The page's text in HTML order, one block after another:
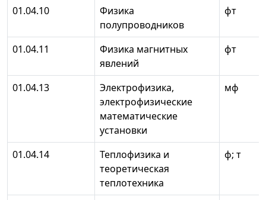
01.04.10
Физика
полупроводников
фт
01.04.11
Физика магнитных
явлений
фт
01.04.13
Электрофизика,
электрофизические
математические
установки
мф
01.04.14
Теплофизика и
теоретическая
теплотехника
ф; т